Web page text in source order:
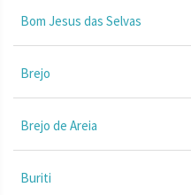
Bom Jesus das Selvas
Brejo
Brejo de Areia
Buriti